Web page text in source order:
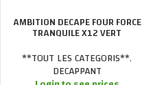
AMBITION DECAPE FOUR FORCE
TRANQUILE X12 VERT
**TOUT LES CATEGORIS**,
DECAPPANT